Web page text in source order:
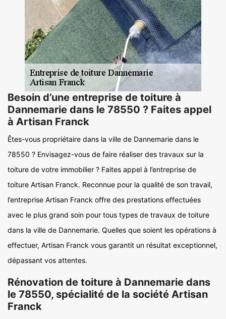
Besoin d’une entreprise de toiture à
Dannemarie dans le 78550 ? Faites appel
à Artisan Franck
Êtes-vous propriétaire dans la ville de Dannemarie dans le
78550 ? Envisagez-vous de faire réaliser des travaux sur la
toiture de votre immobilier ? Faites appel à l’entreprise de
toiture Artisan Franck. Reconnue pour la qualité de son travail,
l’entreprise Artisan Franck offre des prestations effectuées
avec le plus grand soin pour tous types de travaux de toiture
dans la ville de Dannemarie. Quelles que soient les opérations à
effectuer, Artisan Franck vous garantit un résultat exceptionnel,
dépassant vos attentes.
Rénovation de toiture à Dannemarie dans
le 78550, spécialité de la société Artisan
Franck